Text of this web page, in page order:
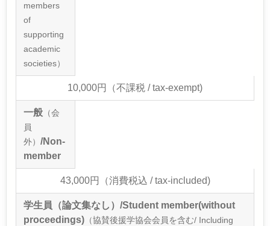
members
of
supporting
academic
societies）
10,000円（不課税 / tax-exempt)
一般 （会
員
外） /Non-
member
43,000円（消費税込 / tax-included)
学生員（論文集なし）/Student member(without
proceedings) （協賛後援学協会会員を含む/ Including